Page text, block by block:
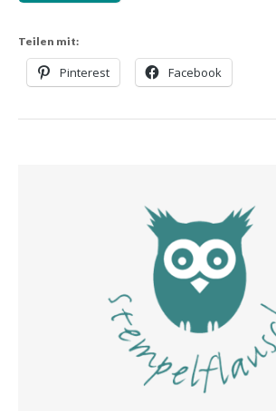
Teilen mit:
Pinterest Facebook